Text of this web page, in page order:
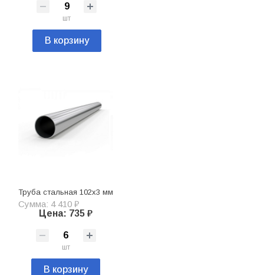
шт
В корзину
Труба стальная 102х3 мм
Сумма: 4 410 ₽
Цена: 735 ₽
шт
В корзину